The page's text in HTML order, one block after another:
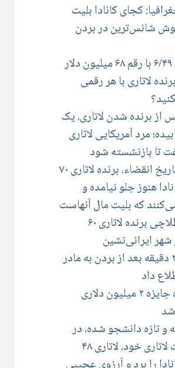
کجای کانادا بلیت
شانس‌ترین در بردن
بزرگترین لاتاری ۶/۴۹ با رقم ۶۸ میلیون دلار
لاتاری با هر رقمی
از برنده شدن لاتاری، یک
مرد آمریکایی لاتاری
تا بازنشسته شود
با نزدیک شدن تاریخ انقضاء، برنده لاتاری ۷۰
هنوز جلو نیامده و
که بلیت مال آنهاست
کاملیا کاظمی طلاچی برنده لاتاری ۶۰
شهر ایرانی‌نشین
ریچموندهیل، ۳۰ دقیقه بعد از بردن به مادر
داد
یک ایرانی برنده جایزه ۲ میلیون دلاری
شد
۱۸ ساله و تازه دانشجو شده، در
اولین خرید بلیت لاتاری خود، لاتاری ۴۸